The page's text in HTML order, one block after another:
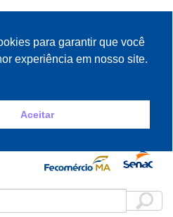
do comércio de bens,
para garantir que você
experiência em nosso site.
Aceitar